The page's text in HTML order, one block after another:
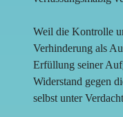
Weil die Kontrolle
Verhinderung als
Erfüllung seiner
Widerstand gegen
selbst unter